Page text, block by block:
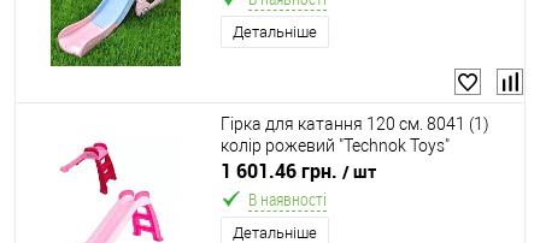
Детальніше
Гірка для катання 120 см. 8041 (1)
колір рожевий "Technok Toys"
1 601.46 грн. / шт
В наявності
Детальніше